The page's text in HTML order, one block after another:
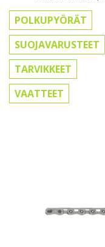
POLKUPYÖRÄT
SUOJAVARUSTEET
TARVIKKEET
VAATTEET